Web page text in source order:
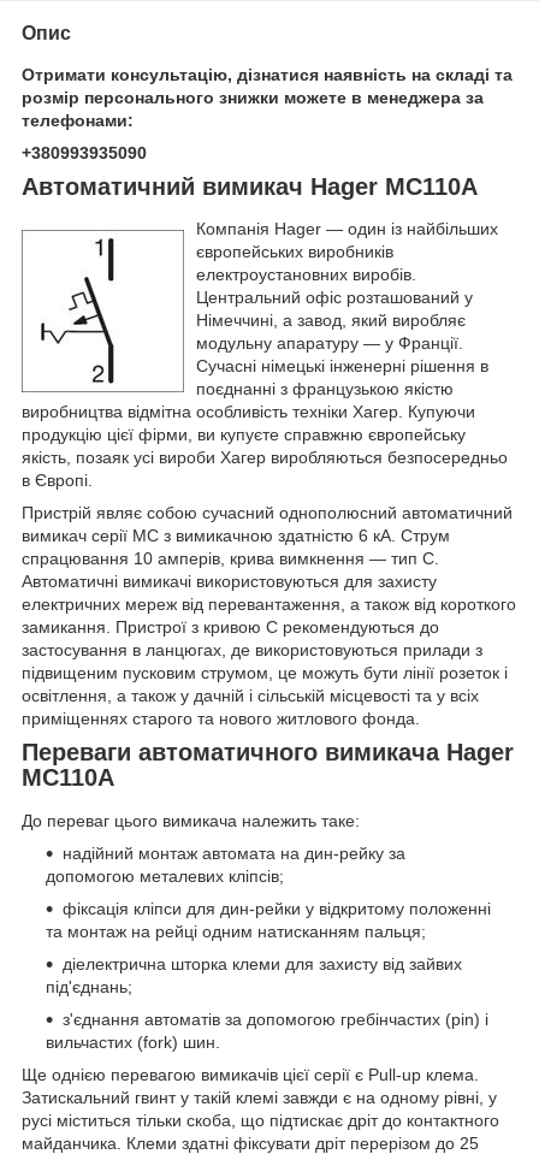
Опис
Отримати консультацію, дізнатися наявність на складі та
розмір персонального знижки можете в менеджера за
телефонами:
+380993935090
Автоматичний вимикач Hager MC110A
Компанія Hager — один із найбільших
європейських виробників
електроустановних виробів.
Центральний офіс розташований у
Німеччині, а завод, який виробляє
модульну апаратуру — у Франції.
Сучасні німецькі інженерні рішення в
поєднанні з французькою якістю
виробництва відмітна особливість техніки Хагер. Купуючи
продукцію цієї фірми, ви купуєте справжню європейську
якість, позаяк усі вироби Хагер виробляються безпосередньо
в Європі.
Пристрій являє собою сучасний однополюсний автоматичний
вимикач серії MC з вимикачною здатністю 6 кА. Струм
спрацювання 10 амперів, крива вимкнення — тип C.
Автоматичні вимикачі використовуються для захисту
електричних мереж від перевантаження, а також від короткого
замикання. Пристрої з кривою C рекомендуються до
застосування в ланцюгах, де використовуються прилади з
підвищеним пусковим струмом, це можуть бути лінії розеток і
освітлення, а також у дачній і сільській місцевості та у всіх
приміщеннях старого та нового житлового фонда.
Переваги автоматичного вимикача Hager
MC110A
До переваг цього вимикача належить таке:
надійний монтаж автомата на дин-рейку за
допомогою металевих кліпсів;
фіксація кліпси для дин-рейки у відкритому положенні
та монтаж на рейці одним натисканням пальця;
діелектрична шторка клеми для захисту від зайвих
під'єднань;
з'єднання автоматів за допомогою гребінчастих (pin) і
вильчастих (fork) шин.
Ще однією перевагою вимикачів цієї серії є Pull-up клема.
Затискальний гвинт у такій клемі завжди є на одному рівні, у
русі міститься тільки скоба, що підтискає дріт до контактного
майданчика. Клеми здатні фіксувати дріт перерізом до 25